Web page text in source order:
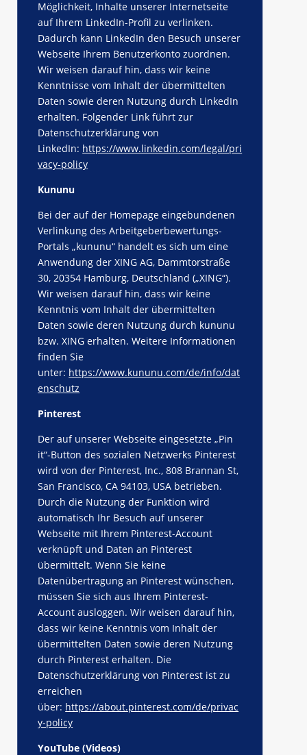
Möglichkeit, Inhalte unserer Internetseite
auf Ihrem LinkedIn-Profil zu verlinken.
Dadurch kann LinkedIn den Besuch unserer
Webseite Ihrem Benutzerkonto zuordnen.
Wir weisen darauf hin, dass wir keine
Kenntnisse vom Inhalt der übermittelten
Daten sowie deren Nutzung durch LinkedIn
erhalten. Folgender Link führt zur
Datenschutzerklärung von
LinkedIn: https://www.linkedin.com/legal/pri
vacy-policy
Kununu
Bei der auf der Homepage eingebundenen
Verlinkung des Arbeitgeberbewertungs-
Portals „kununu“ handelt es sich um eine
Anwendung der XING AG, Dammtorstraße
30, 20354 Hamburg, Deutschland („XING“).
Wir weisen darauf hin, dass wir keine
Kenntnis vom Inhalt der übermittelten
Daten sowie deren Nutzung durch kununu
bzw. XING erhalten. Weitere Informationen
finden Sie
unter: https://www.kununu.com/de/info/dat
enschutz
Pinterest
Der auf unserer Webseite eingesetzte „Pin
it“-Button des sozialen Netzwerks Pinterest
wird von der Pinterest, Inc., 808 Brannan St,
San Francisco, CA 94103, USA betrieben.
Durch die Nutzung der Funktion wird
automatisch Ihr Besuch auf unserer
Webseite mit Ihrem Pinterest-Account
verknüpft und Daten an Pinterest
übermittelt. Wenn Sie keine
Datenübertragung an Pinterest wünschen,
müssen Sie sich aus Ihrem Pinterest-
Account ausloggen. Wir weisen darauf hin,
dass wir keine Kenntnis vom Inhalt der
übermittelten Daten sowie deren Nutzung
durch Pinterest erhalten. Die
Datenschutzerklärung von Pinterest ist zu
erreichen
über: https://about.pinterest.com/de/privac
y-policy
YouTube (Videos)